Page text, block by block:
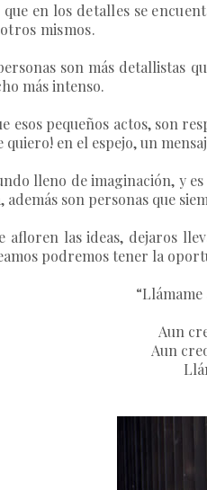
en los detalles se
mismos.
son más detallistas
más intenso.
esos pequeños actos, son
quiero! en el espejo, un
lleno de imaginación, y
son personas que
afloren las ideas, dejaros
podremos tener la
Aun
Aun